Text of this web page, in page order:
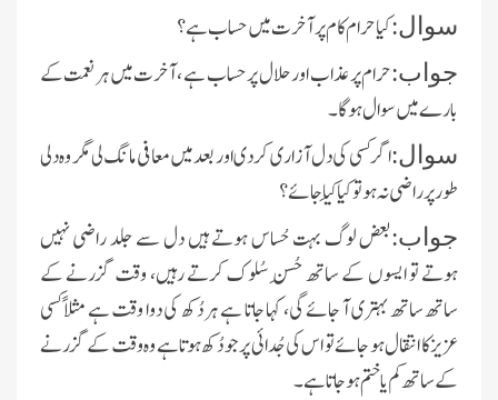
سوال:کیا حرام کام پر آخرت میں حساب ہے؟
جواب:حرام پر عذاب اور حلال پر حساب ہے ،آخرت میں ہر نعمت کے
بارے میں سوال ہو گا۔
سوال:اگر کسی کی دل آزاری کر دی اور بعد میں معافی مانگ لی مگر وہ دلی
طور پر راضی نہ ہو تو کیا کِیا جائے ؟
جواب:بعض لوگ بہت حُساس ہوتے ہیں دل سے جلد راضی نہیں
ہوتے تو ایسوں کے ساتھ حُسنِ سُلوک کرتے رہیں، وقت گزرنے کے
ساتھ ساتھ بہتری آ جائے گی، کہا جاتا ہے ہر دُکھ کی دوا وقت ہے مثلا ًکسی
عزیز کا انتقال ہو جائے تو اس کی جُدائی پر جو دُکھ ہوتاہے وہ وقت کے گزرنے
کے ساتھ کم یا ختم ہو جاتا ہے ۔